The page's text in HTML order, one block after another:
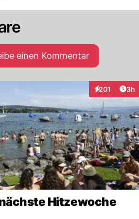
einen Kommentar
201
Interaktionen
3h
Hitzewoche